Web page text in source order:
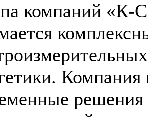
компаний «К-
Компания